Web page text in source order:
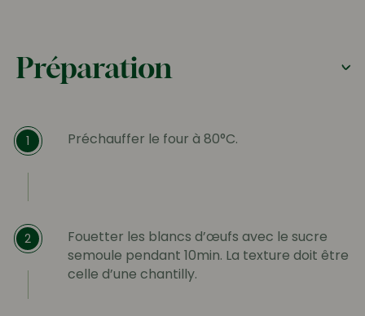
Préparation
1 Préchauffer le four à 80°C.
2
Fouetter les blancs d’œufs avec le sucre
semoule pendant 10min. La texture doit être
celle d’une chantilly.